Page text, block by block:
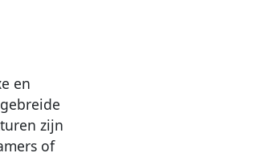
en
zijn
of